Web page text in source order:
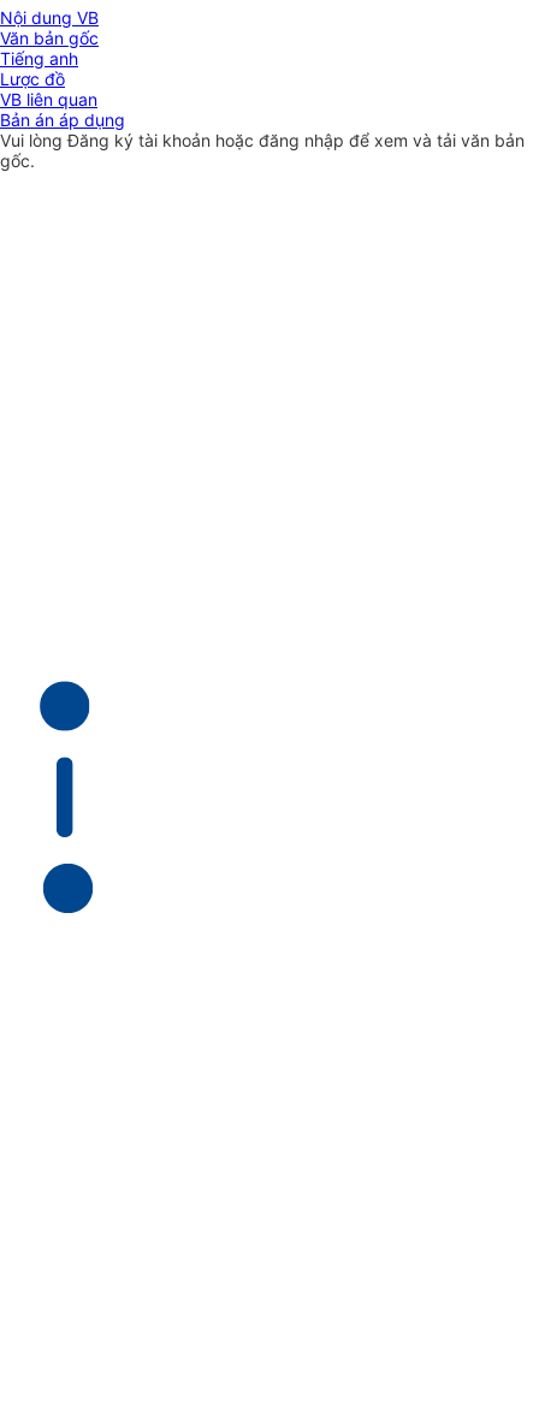
Nội dung VB
Văn bản gốc
Tiếng anh
Lược đồ
VB liên quan
Bản án áp dụng
Vui lòngĐăng ký tài khoản hoặc đăng nhập để xem và tải văn bản
gốc.